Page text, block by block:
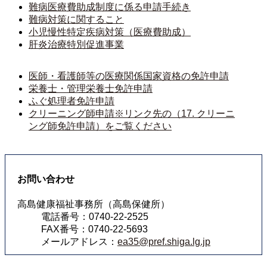
難病医療費助成制度に係る申請手続き
難病対策に関すること
小児慢性特定疾病対策（医療費助成）
肝炎治療特別促進事業
医師・看護師等の医療関係国家資格の免許申請
栄養士・管理栄養士免許申請
ふぐ処理者免許申請
クリーニング師申請※リンク先の（17. クリーニ
ング師免許申請）をご覧ください
お問い合わせ
高島健康福祉事務所（高島保健所）
電話番号：0740-22-2525
FAX番号：0740-22-5693
メールアドレス： ea35@pref.shiga.lg.jp